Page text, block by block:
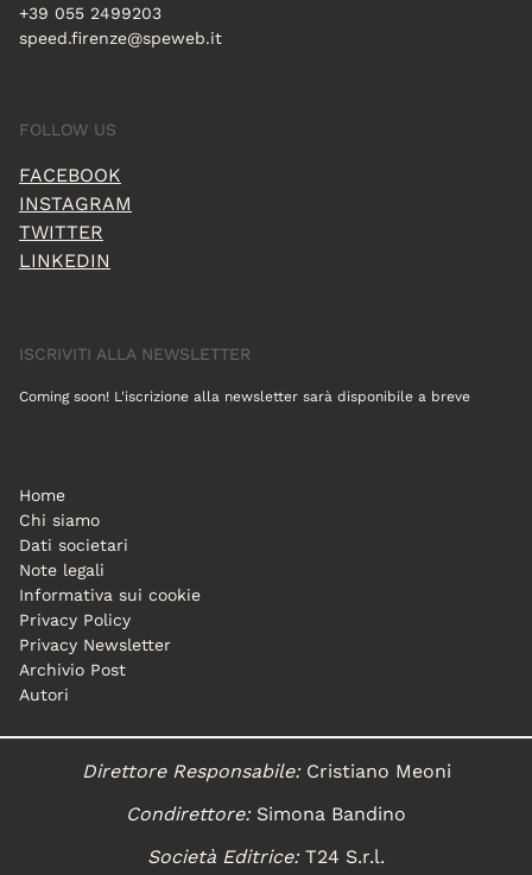
+39 055 2499203
speed.firenze@speweb.it
FOLLOW US
FACEBOOK
INSTAGRAM
TWITTER
LINKEDIN
ISCRIVITI ALLA NEWSLETTER
Coming soon! L'iscrizione alla newsletter sarà disponibile a breve
Home
Chi siamo
Dati societari
Note legali
Informativa sui cookie
Privacy Policy
Privacy Newsletter
Archivio Post
Autori
Direttore Responsabile:Cristiano Meoni
Condirettore:Simona Bandino
Società Editrice:T24 S.r.l.